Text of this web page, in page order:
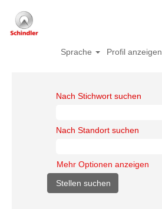
Sprache Profil anzeigen
Nach Stichwort suchen
Nach Standort suchen
Mehr Optionen anzeigen